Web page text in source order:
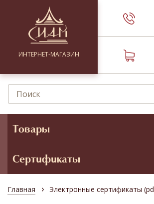
ИНТЕРНЕТ-МАГАЗИН
Товары
Сертификаты
Главная › Электронные сертификаты